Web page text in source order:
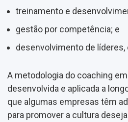
treinamento e
gestão por competência; e
desenvolvimento de líderes,
A metodologia do coaching
desenvolvida e aplicada a
que algumas empresas têm
para promover a cultura